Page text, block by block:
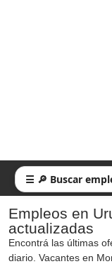
☰ 🔎 Buscar
Empleos en
actualizadas
Encontrá las últimas
diario. Vacantes en